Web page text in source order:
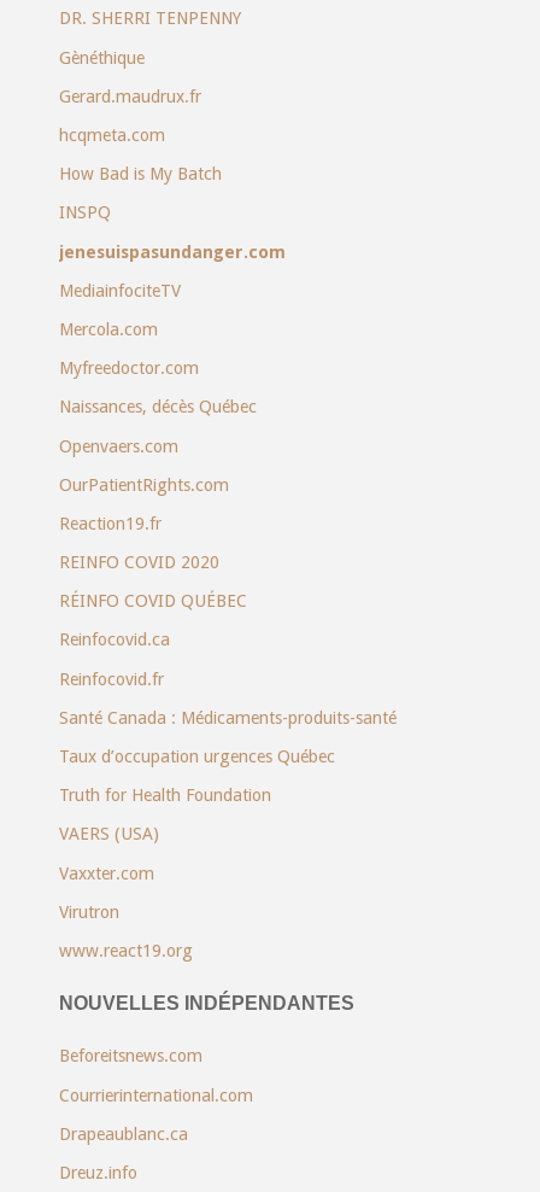
DR. SHERRI TENPENNY
Gènéthique
Gerard.maudrux.fr
hcqmeta.com
How Bad is My Batch
INSPQ
jenesuispasundanger.com
MediainfociteTV
Mercola.com
Myfreedoctor.com
Naissances, décès Québec
Openvaers.com
OurPatientRights.com
Reaction19.fr
REINFO COVID 2020
RÉINFO COVID QUÉBEC
Reinfocovid.ca
Reinfocovid.fr
Santé Canada : Médicaments-produits-santé
Taux d’occupation urgences Québec
Truth for Health Foundation
VAERS (USA)
Vaxxter.com
Virutron
www.react19.org
NOUVELLES INDÉPENDANTES
Beforeitsnews.com
Courrierinternational.com
Drapeaublanc.ca
Dreuz.info